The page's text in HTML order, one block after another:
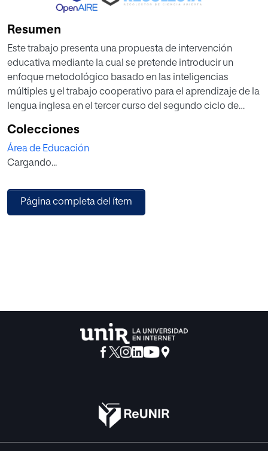
Resumen
Este trabajo presenta una propuesta de intervención
educativa mediante la cual se pretende introducir un
enfoque metodológico basado en las inteligencias
múltiples y el trabajo cooperativo para el aprendizaje de la
lengua inglesa en el tercer curso del segundo ciclo de
una ejemplificación de actividades y recursos con los que
adaptar el aprendizaje de los alumnos de 5 y 6 años a sus
habilidades y dificultades en el aula, y con los que
y dejando de lado la competitividad. Todo ello se pretende
implementar con vistas a un enfoque comunicativo del
Colecciones
Área de Educación
Cargando...
Página completa del ítem